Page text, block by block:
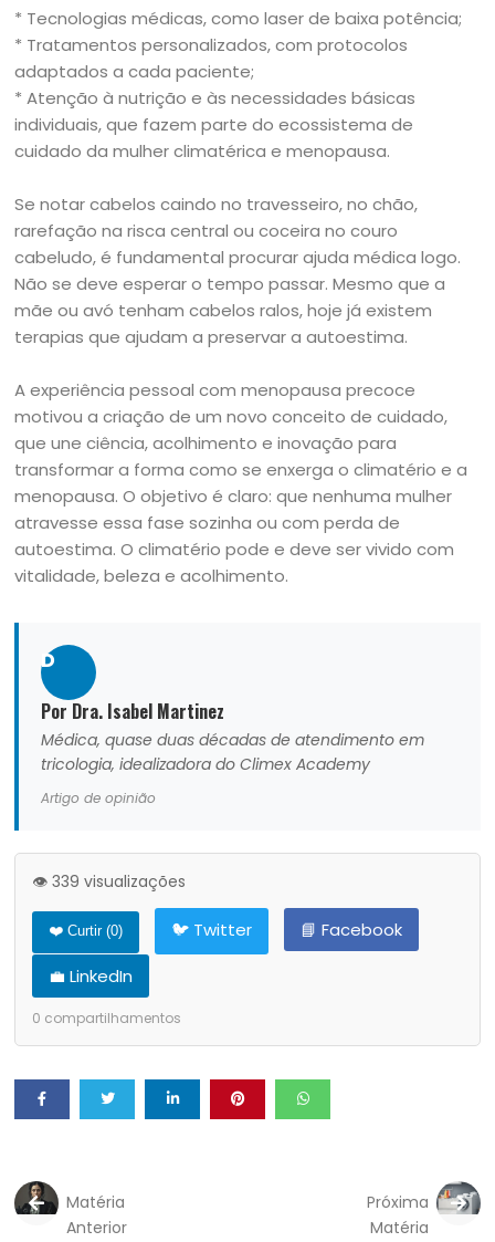
* Tecnologias médicas, como laser de baixa potência;
* Tratamentos personalizados, com protocolos
adaptados a cada paciente;
* Atenção à nutrição e às necessidades básicas
individuais, que fazem parte do ecossistema de
cuidado da mulher climatérica e menopausa.
Se notar cabelos caindo no travesseiro, no chão,
rarefação na risca central ou coceira no couro
cabeludo, é fundamental procurar ajuda médica logo.
Não se deve esperar o tempo passar. Mesmo que a
mãe ou avó tenham cabelos ralos, hoje já existem
terapias que ajudam a preservar a autoestima.
A experiência pessoal com menopausa precoce
motivou a criação de um novo conceito de cuidado,
que une ciência, acolhimento e inovação para
transformar a forma como se enxerga o climatério e a
menopausa. O objetivo é claro: que nenhuma mulher
atravesse essa fase sozinha ou com perda de
autoestima. O climatério pode e deve ser vivido com
vitalidade, beleza e acolhimento.
D
Por Dra. Isabel Martinez
Médica, quase duas décadas de atendimento em
tricologia, idealizadora do Climex Academy
Artigo de opinião
👁️ 339 visualizações
❤️ Curtir (0) 🐦 Twitter
📘 Facebook
💼 LinkedIn
0 compartilhamentos
Matéria
Anterior
Próxima
Matéria